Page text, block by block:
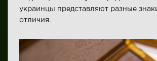
украинцы представляют разные
отличия.